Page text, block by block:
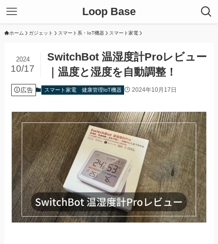
Loop Base
ホーム ガジェット スマート系・IoT機器 スマート家電
SwitchBot 温湿度計Proレビュー
｜温度と湿度を自動調整！
2024
10/17
広告 スマート家電 健康管理IoT機器 2024年10月17日